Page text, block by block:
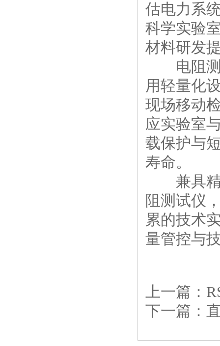
估电力系
科学实验
材料研发
电阻测
用轻量化
现场移动
应实验室
载保护与
寿命。​
兼具精
阻测试仪
累的技术
量管控与
上一篇：
下一篇：